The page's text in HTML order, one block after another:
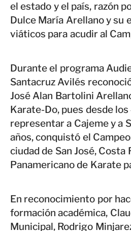
el estado y el país, razón
Dulce María Arellano y su
viáticos para acudir al
Durante el programa
Santacruz Avilés
José Alan Bartolini
Karate-Do, pues desde
representar a Cajeme y a
años, conquistó el
ciudad de San José,
Panamericano de Karate
En reconocimiento por
formación académica,
Municipal, Rodrigo